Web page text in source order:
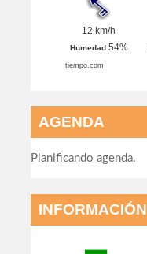
AGENDA
Planificando agenda.
INFORMACIÓN